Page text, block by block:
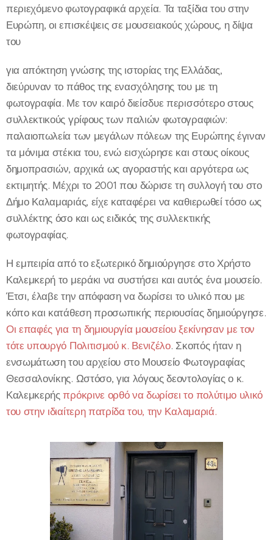
περιεχόμενο φωτογραφικά αρχεία. Τα ταξίδια του στην
Ευρώπη, οι επισκέψεις σε μουσειακούς χώρους, η δίψα
του
για απόκτηση γνώσης της ιστορίας της Ελλάδας,
διεύρυναν το πάθος της ενασχόλησης του με τη
φωτογραφία. Με τον καιρό διείσδυε περισσότερο στους
συλλεκτικούς γρίφους των παλιών φωτογραφιών:
παλαιοπωλεία των μεγάλων πόλεων της Ευρώπης έγιναν
τα μόνιμα στέκια του, ενώ εισχώρησε και στους οίκους
δημοπρασιών, αρχικά ως αγοραστής και αργότερα ως
εκτιμητής. Μέχρι το 2001 που δώρισε τη συλλογή του στο
Δήμο Καλαμαριάς, είχε καταφέρει να καθιερωθεί τόσο ως
συλλέκτης όσο και ως ειδικός της συλλεκτικής
φωτογραφίας.
Η εμπειρία από το εξωτερικό δημιούργησε στο Χρήστο
Καλεμκερή το μεράκι να συστήσει και αυτός ένα μουσείο.
Έτσι, έλαβε την απόφαση να δωρίσει το υλικό που με
κόπο και κατάθεση προσωπικής περιουσίας δημιούργησε.
Οι επαφές για τη δημιουργία μουσείου ξεκίνησαν με τον
τότε υπουργό Πολιτισμού κ. Βενιζέλο. Σκοπός ήταν η
ενσωμάτωση του αρχείου στο Μουσείο Φωτογραφίας
Θεσσαλονίκης. Ωστόσο, για λόγους δεοντολογίας ο κ.
Καλεμκερήςπρόκρινε ορθό να δωρίσει το πολύτιμο υλικό
του στην ιδιαίτερη πατρίδα του, την Καλαμαριά.